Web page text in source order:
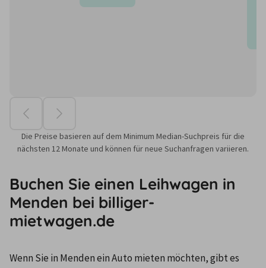
Die Preise basieren auf dem Minimum Median-Suchpreis für die
nächsten 12 Monate und können für neue Suchanfragen variieren.
Buchen Sie einen Leihwagen in
Menden bei billiger-
mietwagen.de
Wenn Sie in Menden ein Auto mieten möchten, gibt es